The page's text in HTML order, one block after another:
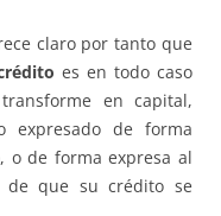
claro por tanto que
es en todo caso
en capital,
expresado de forma
o de forma expresa al
que su crédito se